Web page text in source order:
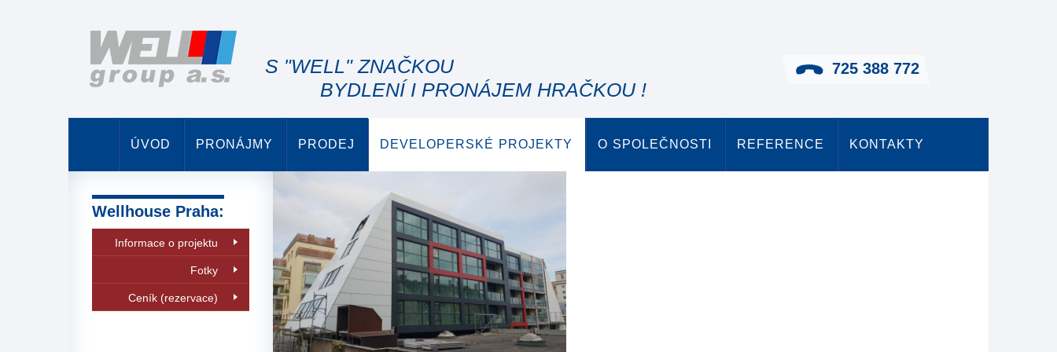
S "WELL" ZNAČKOU
BYDLENÍ I PRONÁJEM HRAČKOU !
725 388 772
ÚVOD PRONÁJMY PRODEJ DEVELOPERSKÉ PROJEKTY O SPOLEČNOSTI REFERENCE KONTAKTY
Wellhouse Praha:
Informace o projektu
Fotky
Ceník (rezervace)